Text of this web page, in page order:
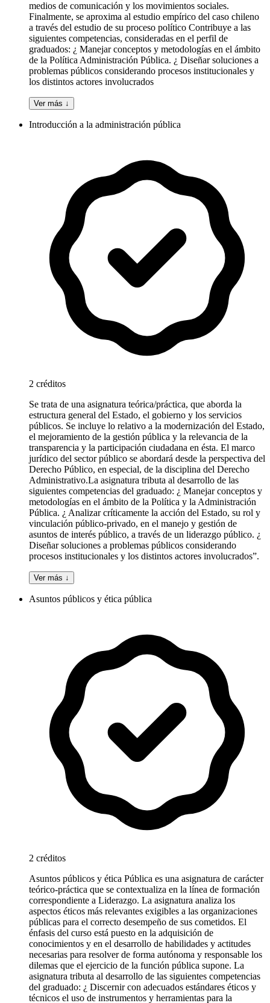
medios de comunicación y los movimientos sociales.
Finalmente, se aproxima al estudio empírico del caso chileno
a través del estudio de su proceso político Contribuye a las
siguientes competencias, consideradas en el perfil de
graduados: ¿ Manejar conceptos y metodologías en el ámbito
de la Política Administración Pública. ¿ Diseñar soluciones a
problemas públicos considerando procesos institucionales y
los distintos actores involucrados
Ver más ↓
Introducción a la administración pública
2 créditos
Se trata de una asignatura teórica/práctica, que aborda la
estructura general del Estado, el gobierno y los servicios
públicos. Se incluye lo relativo a la modernización del Estado,
el mejoramiento de la gestión pública y la relevancia de la
transparencia y la participación ciudadana en ésta. El marco
jurídico del sector público se abordará desde la perspectiva del
Derecho Público, en especial, de la disciplina del Derecho
Administrativo.La asignatura tributa al desarrollo de las
siguientes competencias del graduado: ¿ Manejar conceptos y
metodologías en el ámbito de la Política y la Administración
Pública. ¿ Analizar críticamente la acción del Estado, su rol y
vinculación público-privado, en el manejo y gestión de
asuntos de interés público, a través de un liderazgo público. ¿
Diseñar soluciones a problemas públicos considerando
procesos institucionales y los distintos actores involucrados”.
Ver más ↓
Asuntos públicos y ética pública
2 créditos
Asuntos públicos y ética Pública es una asignatura de carácter
teórico-práctica que se contextualiza en la línea de formación
correspondiente a Liderazgo. La asignatura analiza los
aspectos éticos más relevantes exigibles a las organizaciones
públicas para el correcto desempeño de sus cometidos. El
énfasis del curso está puesto en la adquisición de
conocimientos y en el desarrollo de habilidades y actitudes
necesarias para resolver de forma autónoma y responsable los
dilemas que el ejercicio de la función pública supone. La
asignatura tributa al desarrollo de las siguientes competencias
del graduado: ¿ Discernir con adecuados estándares éticos y
técnicos el uso de instrumentos y herramientas para la